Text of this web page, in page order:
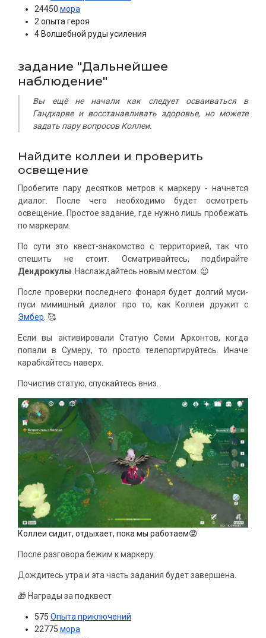
24450 мора
2 опыта героя
4 Волшебной руды усиления
задание "Дальнейшее
наблюдение"
Вы ещё не начали как следует осваиваться в
Гандхарве и восстанавливать здоровье, но можете
задать пару вопросов Коллеи.
Найдите коллеи и проверить
освещение
Пробегите пару десятков метров к маркеру - начнется
диалог. После чего необходимо будет осмотреть
освещение. Простое задание, где нужно лишь пробежать
по маркерам.
По сути это квест-знакомство с территорией, так что
спешить не стоит. Осматривайтесь, подбирайте
Дендрокулы. Наслаждайтесь новым местом. 😉
После проверки последнего фонаря будет долгий муси-
пуси мимишный диалог про то, как Коллеи дружит с
Эмбер. 🥰
Если вы активировали Статую Семи Архонтов, когда
попали в Сумеру, то просто телепортируйтесь. Иначе
карабкайтесь наверх.
Почистив статую, спускайтесь вниз.
Коллеи сидит, отдыхает, пока мы работаем😡
После разговора бежим к маркеру.
Дождитесь утра и эта часть задания будет завершена.
🎁 Награды за подквест
575 Опыта приключений
22775 мора